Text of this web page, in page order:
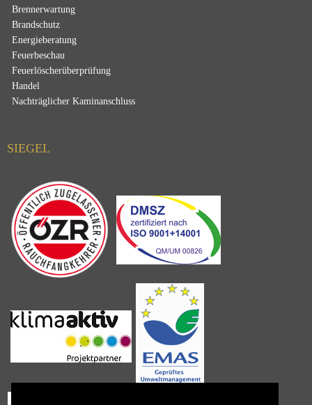
Brennerwartung
Brandschutz
Energieberatung
Feuerbeschau
Feuerlöscherüberprüfung
Handel
Nachträglicher Kaminanschluss
SIEGEL